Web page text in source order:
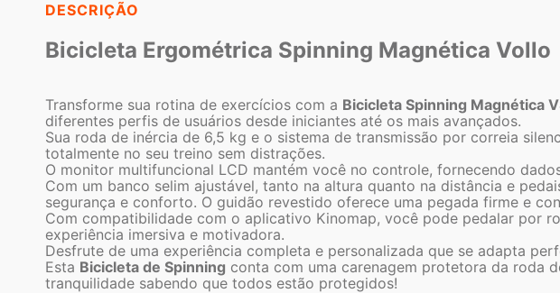
DESCRIÇÃO
Bicicleta Ergométrica Spinning Magnética Vollo
Transforme sua rotina de exercícios com a Bicicleta Spinning Magnética
diferentes perfis de usuários desde iniciantes até os mais avançados.
Sua roda de inércia de 6,5 kg e o sistema de transmissão por correia
totalmente no seu treino sem distrações.
O monitor multifuncional LCD mantém você no controle, fornecendo
Com um banco selim ajustável, tanto na altura quanto na distância e
segurança e conforto. O guidão revestido oferece uma pegada firme e
Com compatibilidade com o aplicativo Kinomap, você pode pedalar por
experiência imersiva e motivadora.
Desfrute de uma experiência completa e personalizada que se adapta
Esta Bicicleta de Spinning conta com uma carenagem protetora da roda
tranquilidade sabendo que todos estão protegidos!